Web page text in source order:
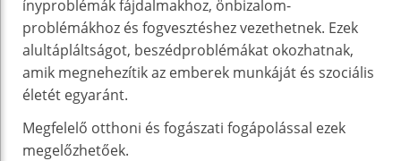
ínyproblémák fájdalmakhoz, önbizalom-
problémákhoz és fogvesztéshez vezethetnek. Ezek
alultápláltságot, beszédproblémákat okozhatnak,
amik megnehezítik az emberek munkáját és szociális
életét egyaránt.
Megfelelő otthoni és fogászati fogápolással ezek
megelőzhetőek.